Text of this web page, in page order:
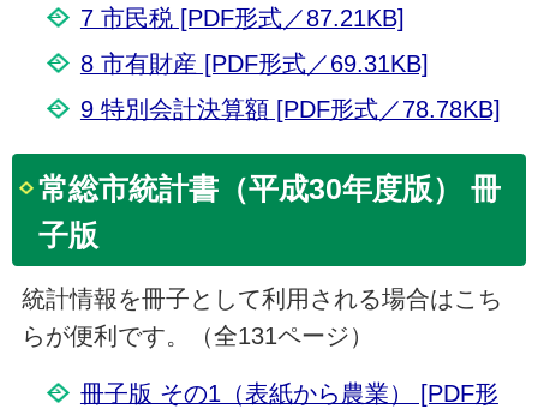
7 市民税 [PDF形式／87.21KB]
8 市有財産 [PDF形式／69.31KB]
9 特別会計決算額 [PDF形式／78.78KB]
常総市統計書（平成30年度版） 冊
子版
統計情報を冊子として利用される場合はこち
らが便利です。（全131ページ）
冊子版 その1（表紙から農業） [PDF形